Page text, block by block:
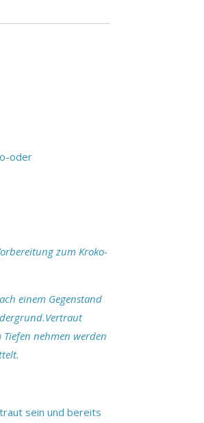
oder
zum Kroko-
einem Gegenstand
nehmen werden
sein und bereits